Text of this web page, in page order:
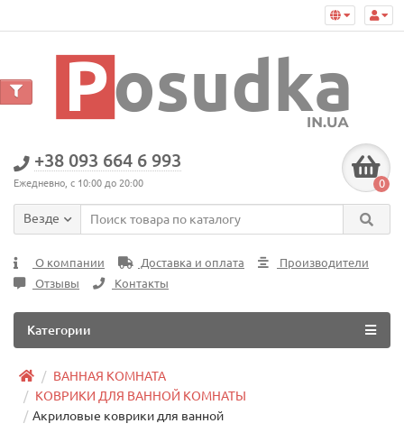
+38 093 664 6 993
Ежедневно, с 10:00 до 20:00 0
Везде
О компании Доставка и оплата
Производители
Отзывы
Контакты
Категории
ВАННАЯ КОМНАТА
КОВРИКИ ДЛЯ ВАННОЙ КОМНАТЫ
Акриловые коврики для ванной